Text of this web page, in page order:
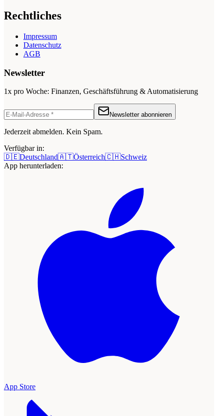
Rechtliches
Impressum
Datenschutz
AGB
Newsletter
1x pro Woche: Finanzen, Geschäftsführung & Automatisierung
Newsletter abonnieren
Jederzeit abmelden. Kein Spam.
Verfügbar in:
🇩🇪Deutschland🇦🇹Österreich🇨🇭Schweiz
App herunterladen:
App Store